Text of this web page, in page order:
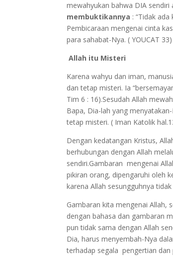
mewahyukan bahwa DIA sendiri
membuktikannya : “Tidak
Pembicaraan mengenai cinta
para sahabat-Nya. ( YOUCAT 33)
Allah itu Misteri
Karena wahyu dan iman,
dan tetap misteri. Ia
Tim 6 : 16).Sesudah Allah
Bapa, Dia-lah yang
tetap misteri. ( Iman Katolik
Dengan kedatangan Kristus,
berhubungan dengan Allah
sendiri.Gambaran mengenai
pikiran orang, dipengaruhi oleh
karena Allah sesungguhnya
Gambaran kita mengenai Allah,
dengan bahasa dan gambaran
pun tidak sama dengan Allah
Dia, harus menyembah-Nya
terhadap segala pengertian dan